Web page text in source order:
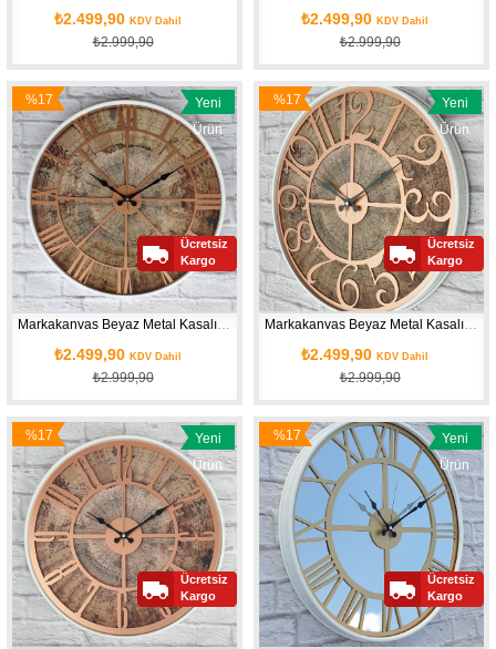
₺2.499,90 KDV Dahil
₺2.999,90
₺2.499,90 KDV Dahil
₺2.999,90
Markakanvas Beyaz Metal Kasalı Eski Dünya Haritalı Duvar Saati (Çap 50 cm - Çap 80 cm )
₺2.499,90 KDV Dahil
₺2.999,90
%17
İndirim
Ücretsiz
Kargo
Yeni
Ürün
₺2.499,90 KDV Dahil
₺2.999,90
%17
İndirim
Ücretsiz
Kargo
Yeni
Ürün
%17
İndirim
Ücretsiz
Kargo
Yeni
Ürün
%17
İndirim
Ücretsiz
Kargo
Yeni
Ürün